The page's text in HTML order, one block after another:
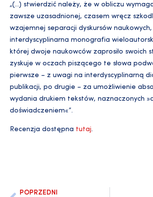
„(…) stwierdzić należy, że w obliczu
zawsze uzasadnionej, czasem wręcz
wzajemnej separacji dyskursów naukowych,
interdyscyplinarna monografia
której dwoje naukowców zaprosiło swoich
zyskuje w oczach piszącego te słowa
pierwsze – z uwagi na interdyscyplinarną
publikacji, po drugie – za umożliwienie
wydania drukiem tekstów, naznaczonych
doświadczeniem«”.
Recenzja dostępna tutaj.
POPRZEDNI